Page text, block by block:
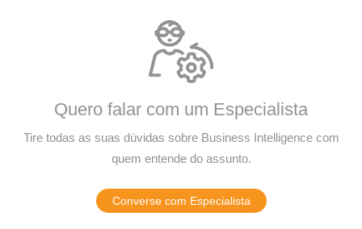
Quero falar com um Especialista
Tire todas as suas dúvidas sobre Business Intelligence com
quem entende do assunto.
Converse com Especialista